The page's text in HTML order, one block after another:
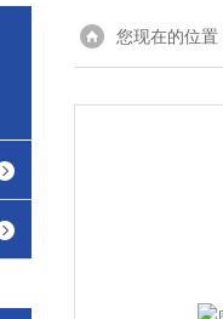
您现在的位置